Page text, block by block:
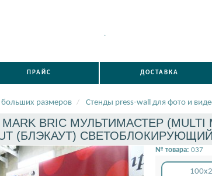
.
ПРАЙС ДОСТАВКА
размеров Стенды press-wall для фото и
BRIC МУЛЬТИМАСТЕР
(БЛЭКАУТ)
№ товара: